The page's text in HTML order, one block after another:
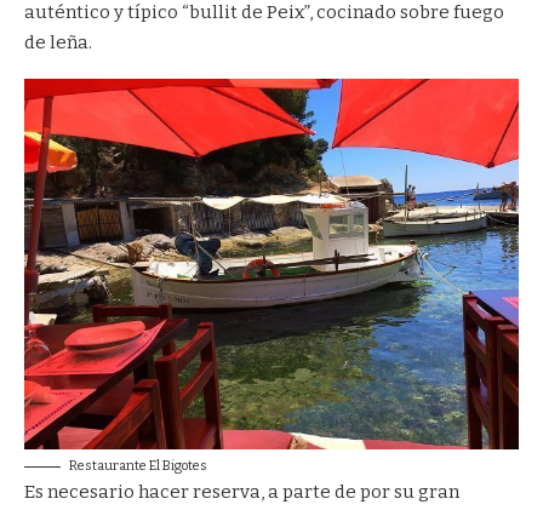
auténtico y típico “bullit de Peix”, cocinado sobre fuego
de leña.
Restaurante El Bigotes
Es necesario hacer reserva, a parte de por su gran